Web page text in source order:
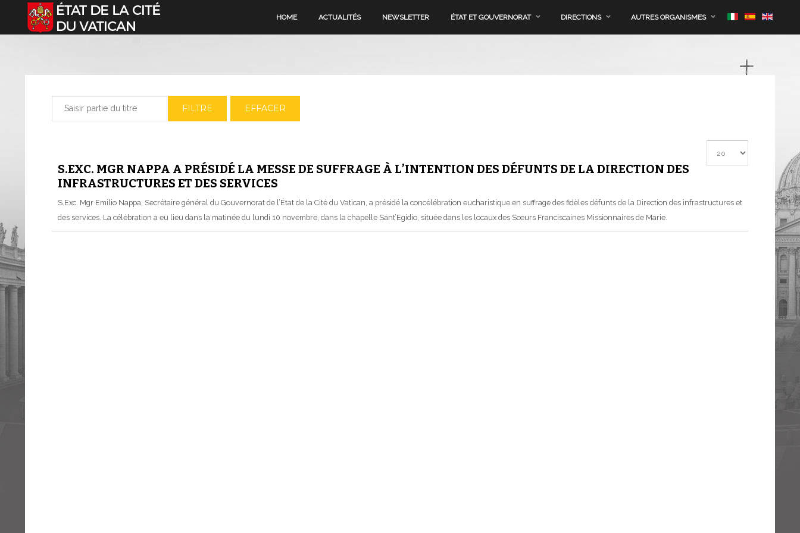
Sélectionnez votre langue HOME ACTUALITÉS NEWSLETTER ÉTAT ET GOUVERNORAT DIRECTIONS AUTRES ORGANISMES
FILTRE EFFACER
S.EXC. MGR NAPPA A PRÉSIDÉ LA MESSE DE SUFFRAGE À L’INTENTION DES DÉFUNTS DE LA DIRECTION DES
INFRASTRUCTURES ET DES SERVICES
S.Exc. Mgr Emilio Nappa, Secrétaire général du Gouvernorat de l’État de la Cité du Vatican, a présidé la concélébration eucharistique en suffrage des fidèles défunts de la Direction des infrastructures et
des services. La célébration a eu lieu dans la matinée du lundi 10 novembre, dans la chapelle Sant’Egidio, située dans les locaux des Sœurs Franciscaines Missionnaires de Marie.